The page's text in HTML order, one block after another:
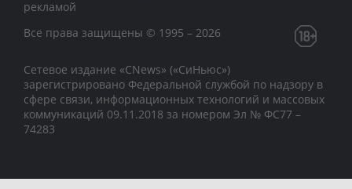
рекламой
Все права защищены © 1995 – 2026
Сетевое издание «CNews» («СиНьюс»)
зарегистрировано Федеральной службой по надзору в
сфере связи, информационных технологий и массовых
коммуникаций 09.11.2018 за номером Эл № ФС77 –
74283